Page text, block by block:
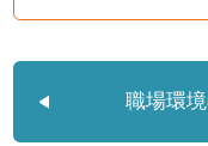
職場環